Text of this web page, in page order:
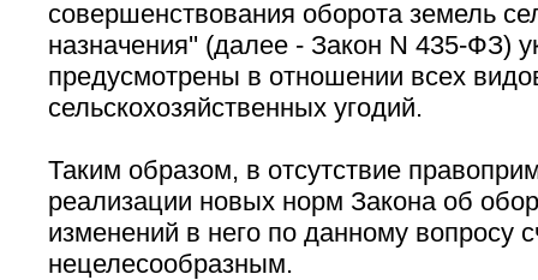
совершенствования оборота земель
назначения'' (далее - Закон N 435-ФЗ)
предусмотрены в отношении всех
сельскохозяйственных угодий.
Таким образом, в отсутствие
реализации новых норм Закона об
изменений в него по данному вопросу
нецелесообразным.